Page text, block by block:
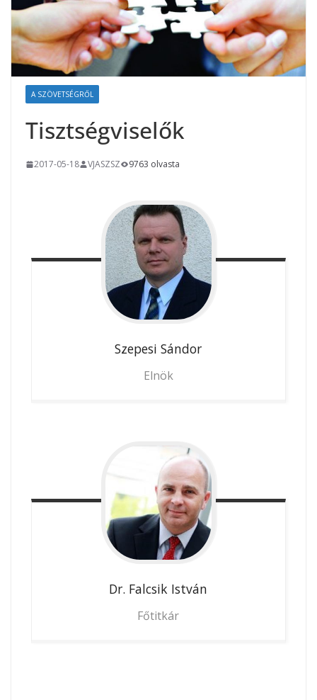
A SZÖVETSÉGRŐL
Tisztségviselők
2017-05-18 VJASZSZ 9763 olvasta
Szepesi Sándor
Elnök
Dr. Falcsik István
Főtitkár